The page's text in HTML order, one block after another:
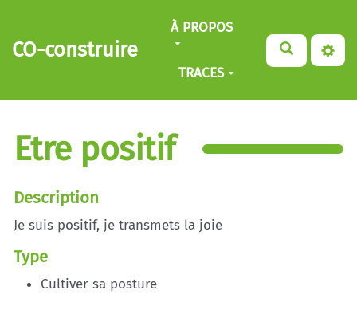
Aller au contenu principal
CO-construire
À PROPOS
TRACES
Etre positif
Description
Je suis positif, je transmets la joie
Type
Cultiver sa posture